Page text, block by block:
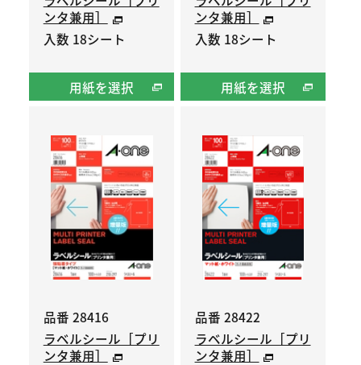
ンタ兼用］
入数 18シート
用紙を選択
ンタ兼用］
入数 18シート
用紙を選択
品番 28416
ラベルシール［プリ
ンタ兼用］
品番 28422
ラベルシール［プリ
ンタ兼用］